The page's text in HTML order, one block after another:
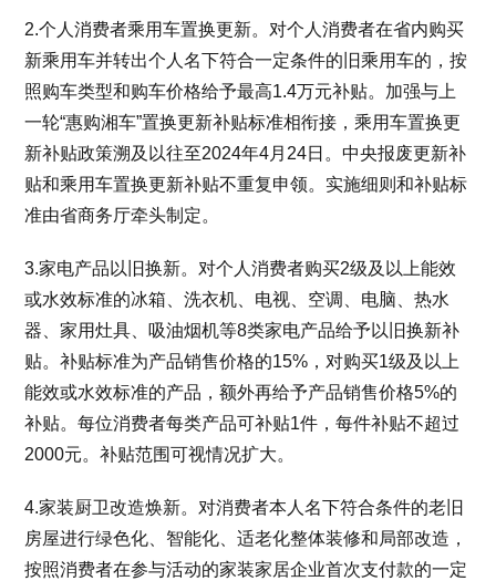
2.个人消费者乘用车置换更新。对个人消费者在省内购买
新乘用车并转出个人名下符合一定条件的旧乘用车的，按
照购车类型和购车价格给予最高1.4万元补贴。加强与上
一轮“惠购湘车”置换更新补贴标准相衔接，乘用车置换更
新补贴政策溯及以往至2024年4月24日。中央报废更新补
贴和乘用车置换更新补贴不重复申领。实施细则和补贴标
准由省商务厅牵头制定。
3.家电产品以旧换新。对个人消费者购买2级及以上能效
或水效标准的冰箱、洗衣机、电视、空调、电脑、热水
器、家用灶具、吸油烟机等8类家电产品给予以旧换新补
贴。补贴标准为产品销售价格的15%，对购买1级及以上
能效或水效标准的产品，额外再给予产品销售价格5%的
补贴。每位消费者每类产品可补贴1件，每件补贴不超过
2000元。补贴范围可视情况扩大。
4.家装厨卫改造焕新。对消费者本人名下符合条件的老旧
房屋进行绿色化、智能化、适老化整体装修和局部改造，
按照消费者在参与活动的家装家居企业首次支付款的一定